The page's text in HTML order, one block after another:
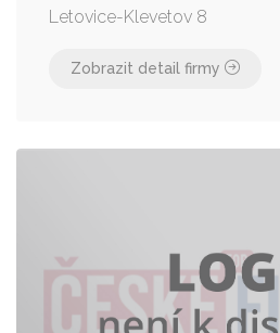
Letovice-Klevetov 8
Zobrazit detail firmy